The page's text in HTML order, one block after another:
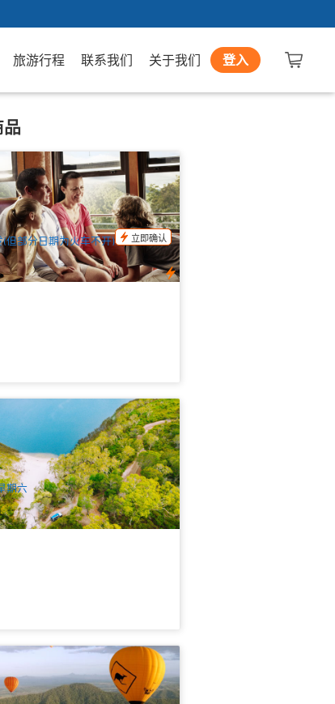
旅游行程 联系我们 关于我们 登入
带雨林公园豪华1日游(BBQ午餐
+水陆军车+土著文化体验+动物
英文
订
$ 230.00
CNS03201
但部分日期为火车不开)
立即确认
Stradbroke Island)超值一日游
里斯本出发
订
$119.00
BNE02035
期六
| 黄金海岸热气球+美酒 | 黄金海
Air Balloon Gold Coast)
订